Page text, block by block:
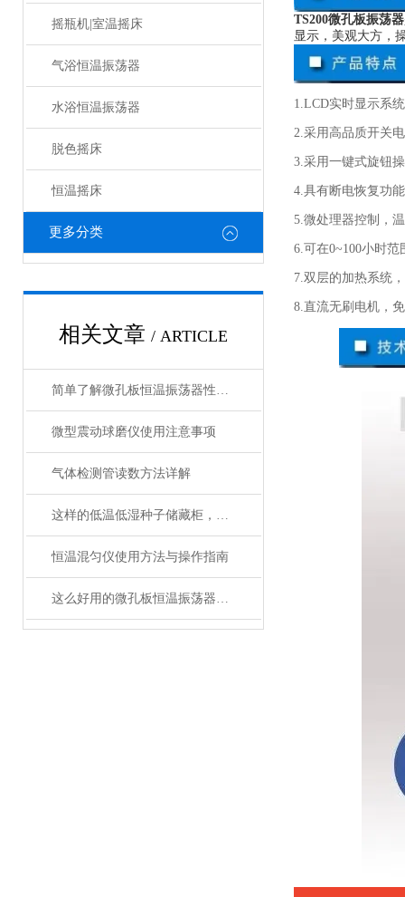
摇瓶机|室温摇床
气浴恒温振荡器
水浴恒温振荡器
脱色摇床
恒温摇床
更多分类
相关文章 / ARTICLE
简单了解微孔板恒温振荡器性能优势
微型震动球磨仪使用注意事项
气体检测管读数方法详解
这样的低温低湿种子储藏柜，您值得拥有
恒温混匀仪使用方法与操作指南
这么好用的微孔板恒温振荡器，您确定不了解一下吗
TS200微孔板振荡器
显示，美观大方，
1.LCD实时显示系
2.采用高品质开关
3.采用一键式旋钮
4.具有断电恢复功
5.微处理器控制，
6.可在0~100小时
7.双层的加热系统
8.直流无刷电机，